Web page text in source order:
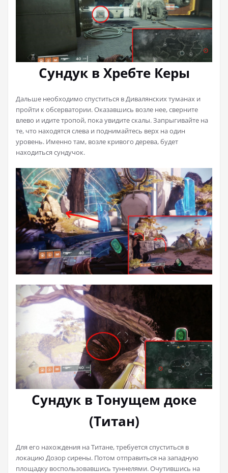
Сундук в Хребте Керы
Дальше необходимо спуститься в Дивалянских туманах и
пройти к обсерватории. Оказавшись возле нее, сверните
влево и идите тропой, пока увидите скалы. Запрыгивайте на
те, что находятся слева и поднимайтесь верх на один
уровень. Именно там, возле кривого дерева, будет
находиться сундучок.
Сундук в Тонущем доке
(Титан)
Для его нахождения на Титане, требуется спуститься в
локацию Дозор сирены. Потом отправиться на западную
площадку воспользовавшись туннелями. Очутившись на